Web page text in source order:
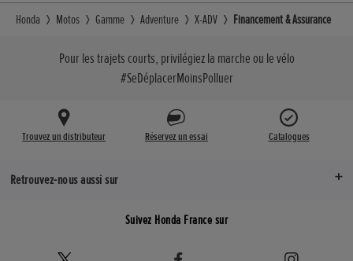
Honda Motos Gamme Adventure X-ADV Financement & Assurance
Pour les trajets courts, privilégiez la marche ou le vélo
#SeDéplacerMoinsPolluer
Trouvez un distributeur Réservez un essai Catalogues
Retrouvez-nous aussi sur
Suivez Honda France sur